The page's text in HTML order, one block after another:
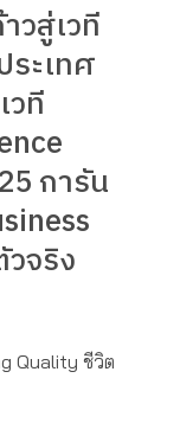
วสู่เวที
ะเทศ
วที
การัน
จริง